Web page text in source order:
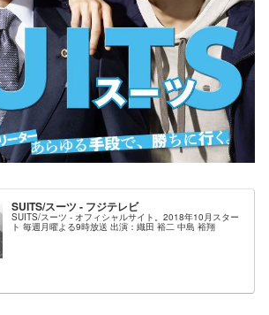
SUITS/スーツ - フジテレビ
SUITS/スーツ - オフィシャルサイト。2018年10月スター
ト 毎週月曜よる9時放送 出演：織田 裕二 中島 裕翔